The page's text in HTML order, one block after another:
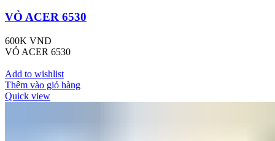
VỎ ACER 6530
600K VND
VỎ ACER 6530
Add to wishlist
Thêm vào giỏ hàng
Quick view